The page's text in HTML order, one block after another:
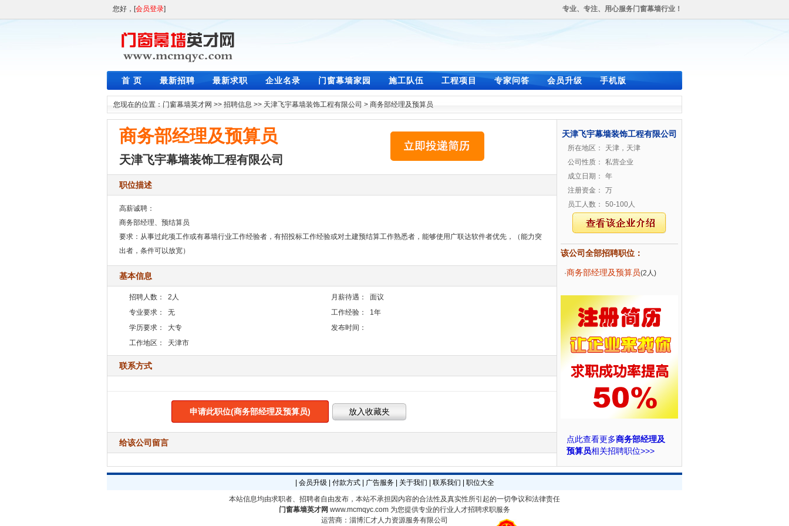
您好，[会员登录] 专业、专注、用心服务门窗幕墙行业！
首 页 最新招聘 最新求职 企业名录 门窗幕墙家园 施工队伍 工程项目 专家问答 会员升级 手机版
您现在的位置： 门窗幕墙英才网 >> 招聘信息 >> 天津飞宇幕墙装饰工程有限公司 > 商务部经理及预算员
商务部经理及预算员
天津飞宇幕墙装饰工程有限公司
职位描述
高薪诚聘：
商务部经理、预结算员
要求：从事过此项工作或有幕墙行业工作经验者，有招投标工作经验或对土建预结算工作熟悉者，能够使用广联达软件者优先，（能力突
出者，条件可以放宽）
基本信息
招聘人数： 2人 月薪待遇：
面议
专业要求：
无 工作经验：
1年
学历要求：
大专
发布时间：
工作地区：
天津市
联系方式
申请此职位(商务部经理及预算员)
给该公司留言
天津飞宇幕墙装饰工程有限公司
所在地区：
天津，天津
公司性质：
私营企业
成立日期：
年
注册资金：
万
员工人数：
50-100人
该公司全部招聘职位：
·商务部经理及预算员(2人)
点此查看更多商务部经理及
预算员相关招聘职位>>>
会员升级 付款方式| 广告服务| 关于我们 联系我们
职位大全
本站信息均由求职者、招聘者自由发布，本站不承担因内容的合法性及真实性所引起的一切争议和法律责任
门窗幕墙英才网 www.mcmqyc.com 为您提供专业的行业人才招聘求职服务
运营商：淄博汇才人力资源服务有限公司